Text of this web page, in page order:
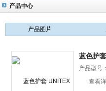
产品中心
产品图片
蓝色护
产品型号
查看